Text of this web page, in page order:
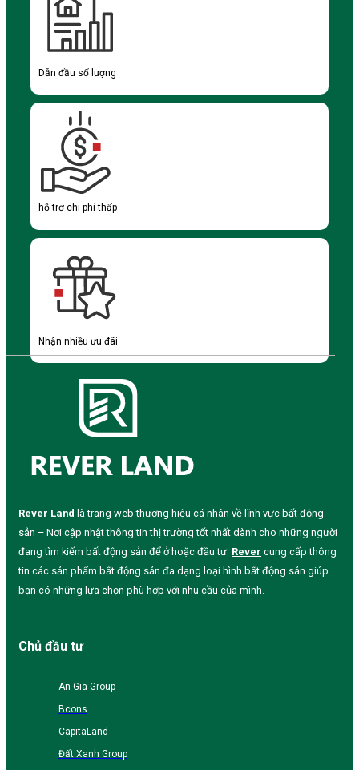
Dẫn đầu số lượng
hỗ trợ chi phí thấp
Nhận nhiều ưu đãi
Rever Land là trang web thương hiệu cá nhân về lĩnh vực bất động
sản – Nơi cập nhật thông tin thị trường tốt nhất dành cho những người
đang tìm kiếm bất động sản để ở hoặc đầu tư. Rever cung cấp thông
tin các sản phẩm bất động sản đa dạng loại hình bất động sản giúp
bạn có những lựa chọn phù hợp với nhu cầu của mình.
Chủ đầu tư
An Gia Group
Bcons
CapitaLand
Đất Xanh Group